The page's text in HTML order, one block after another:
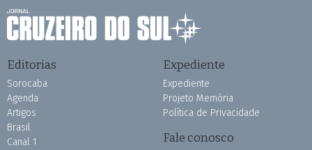
Editorias
Sorocaba
Agenda
Artigos
Brasil
Canal 1
Expediente
Expediente
Projeto Memória
Política de Privacidade
Fale conosco